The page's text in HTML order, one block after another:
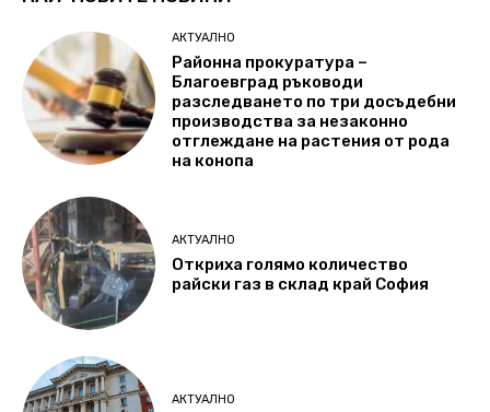
АКТУАЛНО
Районна прокуратура –
Благоевград ръководи
разследването по три досъдебни
производства за незаконно
отглеждане на растения от рода
на конопа
АКТУАЛНО
Откриха голямо количество
райски газ в склад край София
АКТУАЛНО